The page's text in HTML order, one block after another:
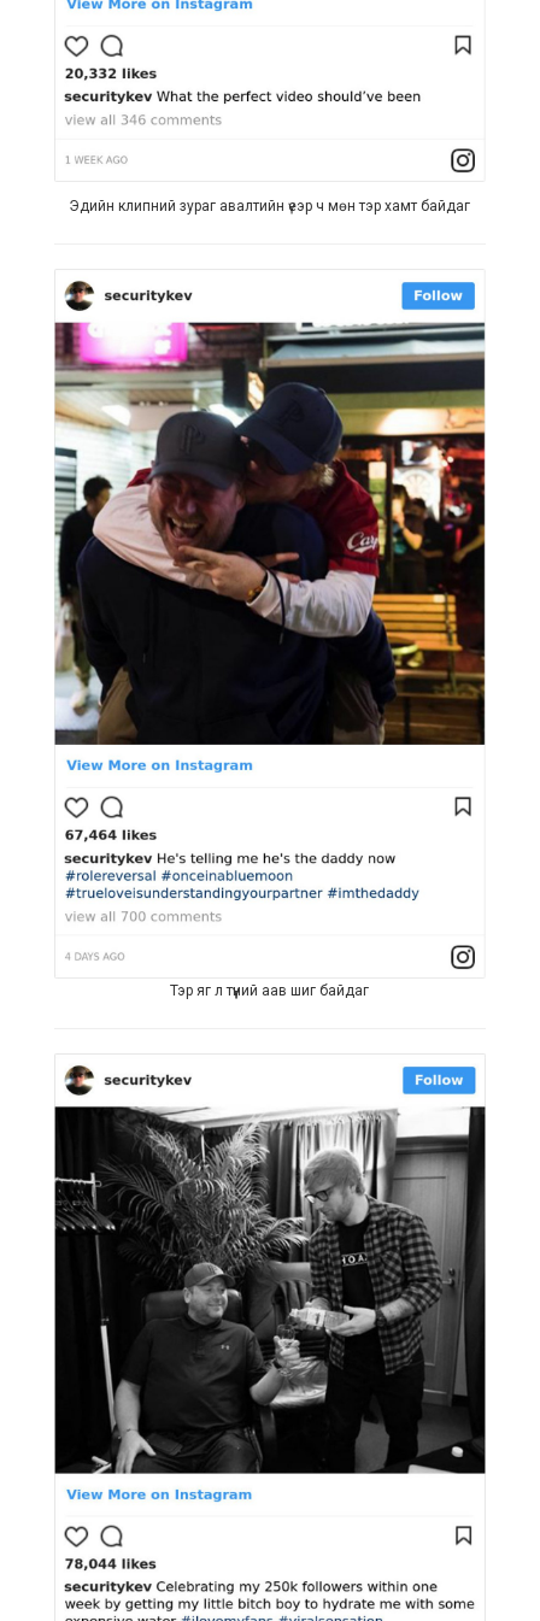
Эдийн клипний зураг авалтийн үеэр ч мөн тэр хамт байдаг
Тэр яг л түүний аав шиг байдаг